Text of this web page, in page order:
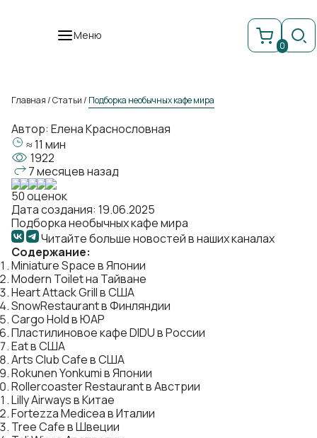
Меню
0
Главная/Статьи/ Подборка необычных кафе мира
Автор: Елена Краснословная
≈ 11 мин
1922
7 месяцев назад
50 оценок
Дата создания: 19.06.2025
Подборка необычных кафе мира
Читайте больше новостей в наших каналах
Содержание:
Miniature Space в Японии
Modern Toilet на Тайване
Heart Attack Grill в США
SnowRestaurant в Финляндии
Cargo Hold в ЮАР
Пластилиновое кафе DIDU в России
Eat в США
Arts Club Cafe в США
Rokunen Yonkumi в Японии
Rollercoaster Restaurant в Австрии
Lilly Airways в Китае
Fortezza Medicea в Италии
Tree Cafe в Швеции